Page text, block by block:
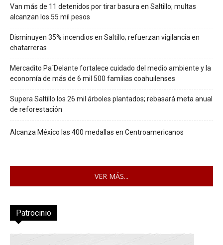
Van más de 11 detenidos por tirar basura en Saltillo; multas
alcanzan los 55 mil pesos
Disminuyen 35% incendios en Saltillo; refuerzan vigilancia en
chatarreras
Mercadito Pa´Delante fortalece cuidado del medio ambiente y la
economía de más de 6 mil 500 familias coahuilenses
Supera Saltillo los 26 mil árboles plantados; rebasará meta anual
de reforestación
Alcanza México las 400 medallas en Centroamericanos
VER MÁS...
Patrocinio